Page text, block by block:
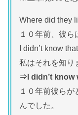
Where did they
１０年前、彼ら
I didn’t know
私はそれを知り
⇒I didn’t know
１０年前彼ら
んでした。